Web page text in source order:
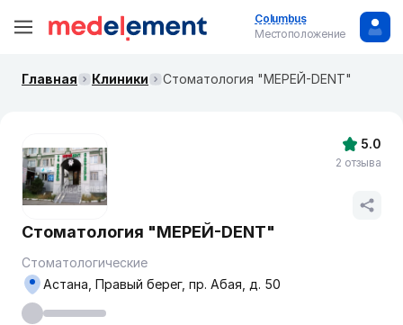
Columbus
Местоположение
Главная Клиники Стоматология "МЕРЕЙ-DENT"
Стоматология "МЕРЕЙ-DENT"
Стоматологические
Астана, Правый берег, пр. Абая, д. 50
5.0
2 отзыва